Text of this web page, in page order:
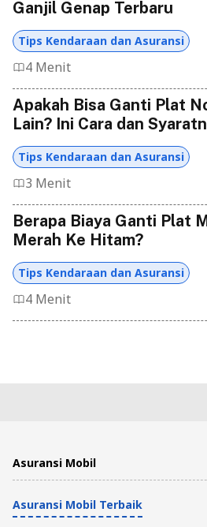
Ganjil Genap Terbaru
Tips Kendaraan dan Asuransi
4 Menit
Apakah Bisa Ganti Plat
Lain? Ini Cara dan
Tips Kendaraan dan Asuransi
3 Menit
Berapa Biaya Ganti Plat
Merah Ke Hitam?
Tips Kendaraan dan Asuransi
4 Menit
Asuransi Mobil
Asuransi Mobil Terbaik